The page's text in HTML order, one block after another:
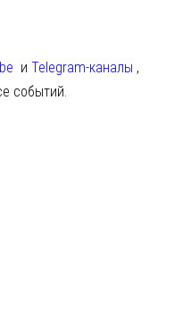
и Telegram-каналы ,
событий.